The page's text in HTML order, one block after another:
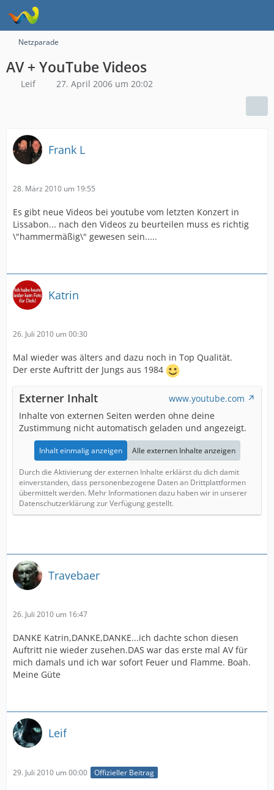
Netzparade
AV + YouTube Videos
Leif 27. April 2006 um 20:02
Frank L
28. März 2010 um 19:55
Es gibt neue Videos bei youtube vom letzten Konzert in
Lissabon... nach den Videos zu beurteilen muss es richtig
\"hammermäßig\" gewesen sein.....
Katrin
26. Juli 2010 um 00:30
Mal wieder was älters and dazu noch in Top Qualität.
Der erste Auftritt der Jungs aus 1984
Externer Inhalt
www.youtube.com
Inhalte von externen Seiten werden ohne deine
Zustimmung nicht automatisch geladen und angezeigt.
Inhalt einmalig anzeigen Alle externen Inhalte anzeigen
Durch die Aktivierung der externen Inhalte erklärst du dich damit
einverstanden, dass personenbezogene Daten an Drittplattformen
übermittelt werden. Mehr Informationen dazu haben wir in unserer
Datenschutzerklärung zur Verfügung gestellt.
Travebaer
26. Juli 2010 um 16:47
DANKE Katrin,DANKE,DANKE...ich dachte schon diesen
Auftritt nie wieder zusehen.DAS war das erste mal AV für
mich damals und ich war sofort Feuer und Flamme. Boah.
Meine Güte
Leif
29. Juli 2010 um 00:00 Offizieller Beitrag